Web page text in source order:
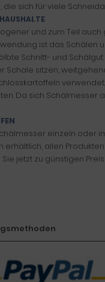
sich für viele
und zum Teil
ist das Schälen
Schnitt- und
Schale sitzen,
Da sich
einzeln oder
allen
jetzt zu günstigen